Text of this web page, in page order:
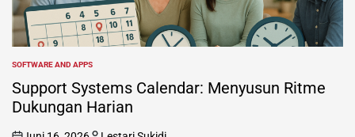
POSTED
IN
SOFTWARE AND APPS
Support Systems Calendar: Menyusun Ritme
Dukungan Harian